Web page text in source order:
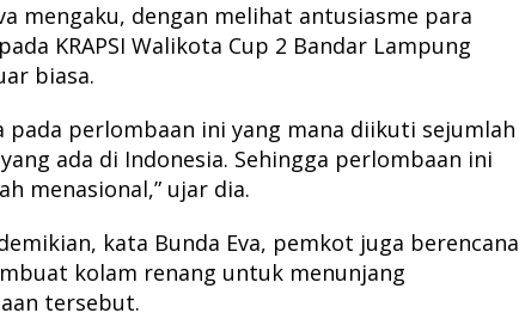
mengaku, dengan melihat antusiasme para
KRAPSI Walikota Cup 2 Bandar Lampung
biasa.
pada perlombaan ini yang mana diikuti sejumlah
ada di Indonesia. Sehingga perlombaan ini
menasional,” ujar dia.
kata Bunda Eva, pemkot juga berencana
kolam renang untuk menunjang
tersebut.